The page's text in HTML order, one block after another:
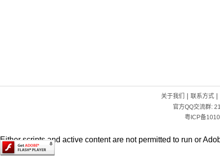
关于我们 | 联系方式|
官方QQ交流群:
粤ICP备
Either scripts and active content are not permitted to run or